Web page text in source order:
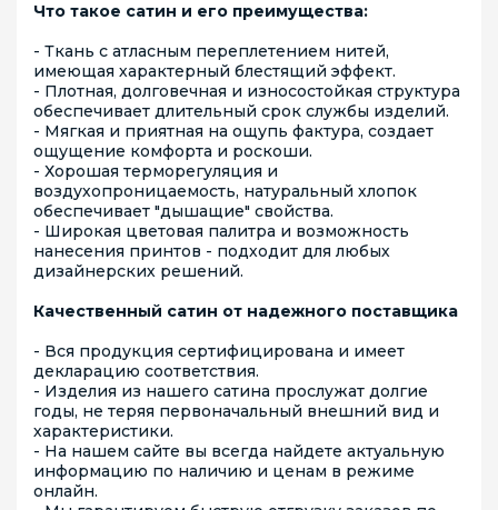
Что такое сатин и его преимущества:
- Ткань с атласным переплетением нитей,
имеющая характерный блестящий эффект.
- Плотная, долговечная и износостойкая структура
обеспечивает длительный срок службы изделий.
- Мягкая и приятная на ощупь фактура, создает
ощущение комфорта и роскоши.
- Хорошая терморегуляция и
воздухопроницаемость, натуральный хлопок
обеспечивает "дышащие" свойства.
- Широкая цветовая палитра и возможность
нанесения принтов - подходит для любых
дизайнерских решений.
Качественный сатин от надежного поставщика
- Вся продукция сертифицирована и имеет
декларацию соответствия.
- Изделия из нашего сатина прослужат долгие
годы, не теряя первоначальный внешний вид и
характеристики.
- На нашем сайте вы всегда найдете актуальную
информацию по наличию и ценам в режиме
онлайн.